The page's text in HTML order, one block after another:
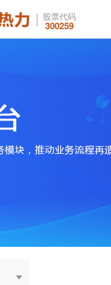
股票代码
300259
